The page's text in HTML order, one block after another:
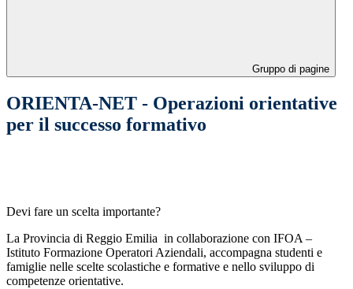
Gruppo di pagine
ORIENTA-NET - Operazioni orientative
per il successo formativo
Devi fare un scelta importante?
La Provincia di Reggio Emilia in collaborazione con IFOA –
Istituto Formazione Operatori Aziendali, accompagna studenti e
famiglie nelle scelte scolastiche e formative e nello sviluppo di
competenze orientative.